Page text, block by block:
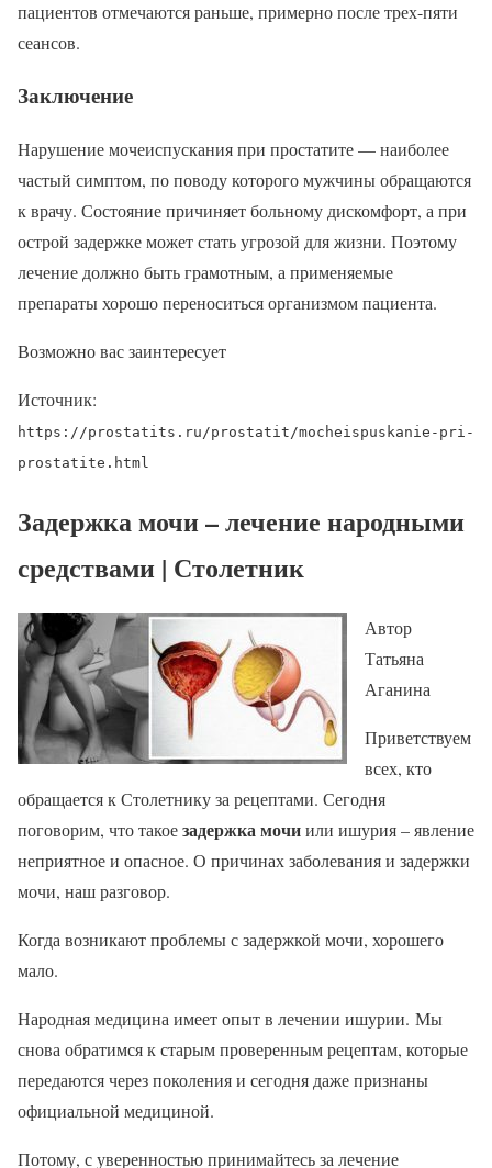
пациентов отмечаются раньше, примерно после трех-пяти
сеансов.
Заключение
Нарушение мочеиспускания при простатите — наиболее
частый симптом, по поводу которого мужчины обращаются
к врачу. Состояние причиняет больному дискомфорт, а при
острой задержке может стать угрозой для жизни. Поэтому
лечение должно быть грамотным, а применяемые
препараты хорошо переноситься организмом пациента.
Возможно вас заинтересует
Источник:
https://prostatits.ru/prostatit/mocheispuskanie-pri-
prostatite.html
Задержка мочи – лечение народными
средствами | Столетник
Автор
Татьяна
Аганина
Приветствуем
всех, кто
обращается к Столетнику за рецептами. Сегодня
поговорим, что такоезадержка мочиили ишурия – явление
неприятное и опасное. О причинах заболевания и задержки
мочи, наш разговор.
Когда возникают проблемы с задержкой мочи, хорошего
мало.
Народная медицина имеет опыт в лечении ишурии. Мы
снова обратимся к старым проверенным рецептам, которые
передаются через поколения и сегодня даже признаны
официальной медициной.
Потому, с уверенностью принимайтесь за лечение